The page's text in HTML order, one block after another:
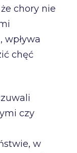
chory nie
chęć
czy
w